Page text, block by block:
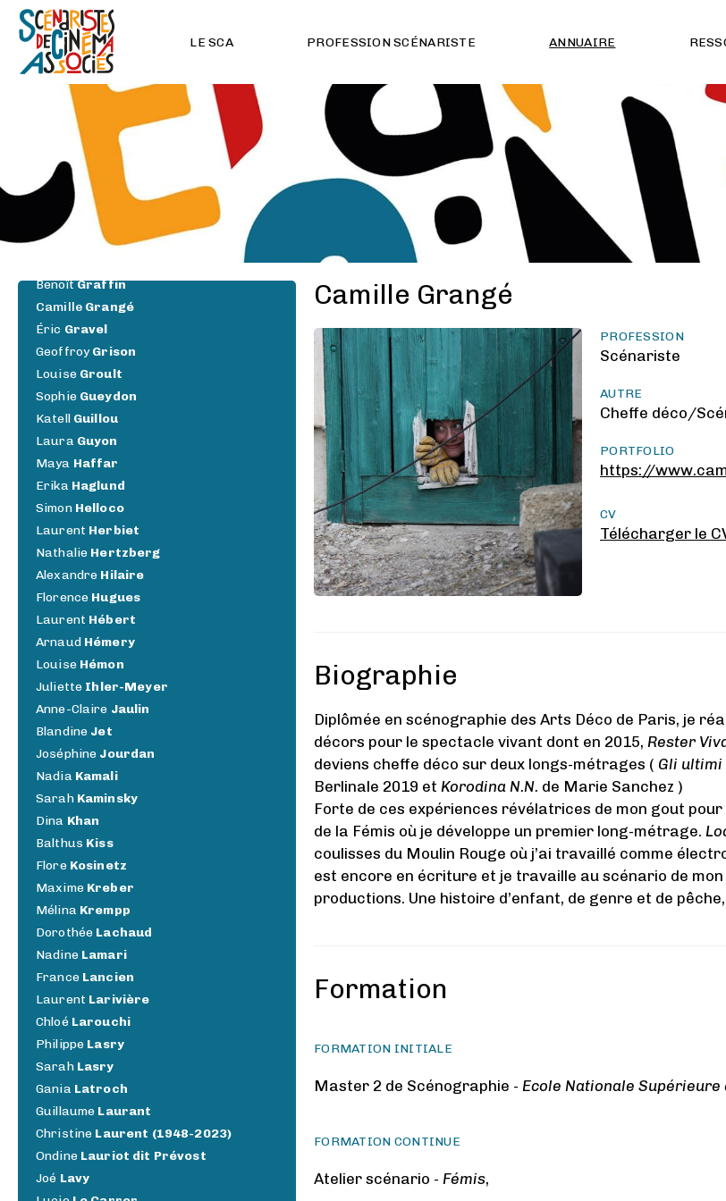
LE SCA PROFESSION SCÉNARISTE ANNUAIRE
Héloïse Fressoz
Jean-LucGaget
ZoéGaleron
MarinaGalimberti
Violette
Valentine
Geffroy
Gelblat
Rémi
Giordano
Élise
Girard
Lucas
Gloppe
Caroline
Glorion
BenoîtGraffin
Camille Grangé
Éric Gravel
GeoffroyGrison
Louise Groult
Sophie Gueydon
Katell Guillou
Laura Guyon
Maya Haffar
Erika Haglund
Simon Helloco
Laurent Herbiet
Nathalie Hertzberg
Alexandre Hilaire
Florence Hugues
Laurent Hébert
Arnaud Hémery
Louise Hémon
Juliette Ihler-Meyer
Anne-Claire Jaulin
Blandine Jet
Joséphine Jourdan
Nadia Kamali
Sarah Kaminsky
Dina Khan
Balthus Kiss
Flore Kosinetz
Maxime Kreber
Mélina Krempp
Dorothée Lachaud
Nadine Lamari
France Lancien
Laurent Larivière
Chloé Larouchi
Philippe Lasry
Sarah Lasry
Gania Latroch
Guillaume Laurant
Christine Laurent (1948-2023)
Ondine Lauriot dit Prévost
Joé Lavy
Camille Grangé
PROFESSION
Scénariste
AUTRE
Cheffe déco/
PORTFOLIO
https://
CV
Télécharger le
Biographie
Diplômée en scénographie des Arts Déco de Paris, je
décors pour le spectacle vivant dont en 2015, Rester
deviens cheffe déco sur deux longs-métrages ( Gli
Berlinale 2019 et Korodina N.N. de Marie Sanchez )
Forte de ces expériences révélatrices de mon gout
de la Fémis où je développe un premier long-métrage.
coulisses du Moulin Rouge où j’ai travaillé comme
est encore en écriture et je travaille au scénario de
productions. Une histoire d’enfant, de genre et de
Formation
FORMATION INITIALE
Master 2 de Scénographie - Ecole Nationale
FORMATION CONTINUE
Atelier scénario - Fémis,